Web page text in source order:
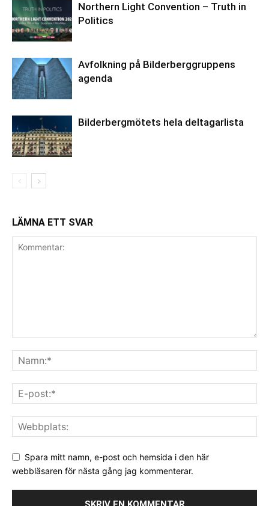
Northern Light Convention – Truth in
Politics
Avfolkning på Bilderberggruppens
agenda
Bilderbergmötets hela deltagarlista
LÄMNA ETT SVAR
Spara mitt namn, e-post och hemsida i den här
webbläsaren för nästa gång jag kommenterar.